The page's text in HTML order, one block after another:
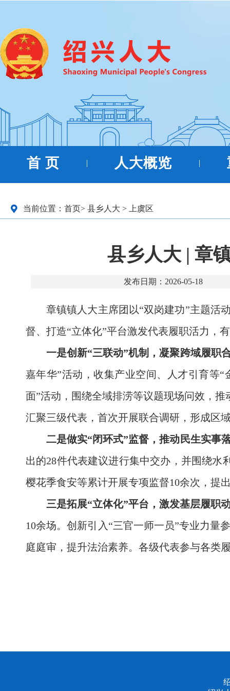
首 页 | 人大概览 |
当前位置： 首页> 县乡人大 > 上虞区
县乡人大 | 章
发布日期：2026-05-18
章镇镇人大主席团以“双岗建功”主题活
督、打造“立体化”平台激发代表履职活力，
一是创新“三联动”机制，凝聚跨域履职
嘉年华”活动，收集产业空间、人才引育等
面”活动，围绕全域排涝等议题现场问效，
汇聚三级代表，首次开展联合调研，形成区
二是做实“闭环式”监督，推动民生实事
出的28件代表建议进行集中交办，并围绕
樱花季食安等累计开展专项监督10余次，提
三是拓展“立体化”平台，激发基层履职
10余场。创新引入“三官一师一员”专业力量
庭庭审，提升法治素养。各级代表参与各类